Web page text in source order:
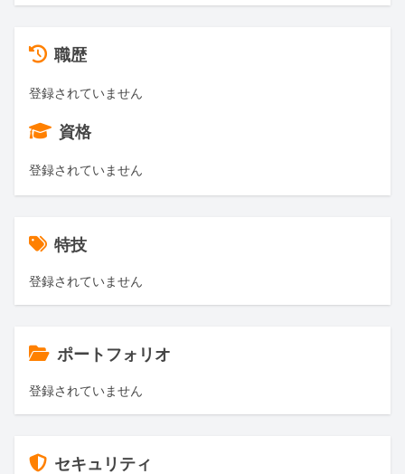
職歴
登録されていません
資格
登録されていません
特技
登録されていません
ポートフォリオ
登録されていません
セキュリティ